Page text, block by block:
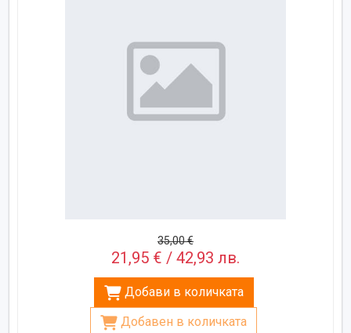
35,00 €
21,95 € / 42,93 лв.
Добави в количката
Добавен в количката